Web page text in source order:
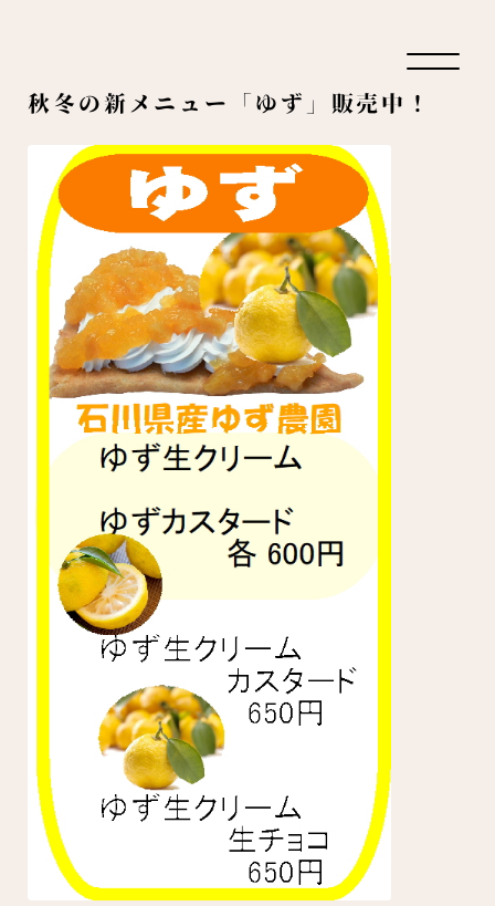
秋冬の新メニュー「ゆず」販売中！